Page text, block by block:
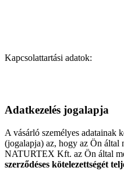
Kapcsolattartási adatok:
Adatkezelés jogalapja
A vásárló személyes adatainak
(jogalapja) az, hogy az Ön által
NATURTEX Kft. az Ön által
szerződéses kötelezettségét